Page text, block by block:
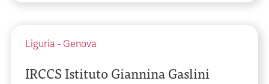
Liguria - Genova
IRCCS Istituto Giannina Gaslini